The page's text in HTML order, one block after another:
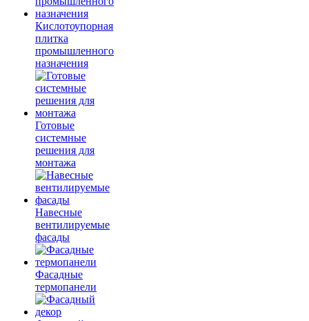
Кислотоупорная
плитка
промышленного
назначения
Готовые
системные
решения для
монтажа
Навесные
вентилируемые
фасады
Фасадные
термопанели